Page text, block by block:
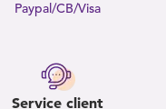
Paypal/CB/Visa
Service client